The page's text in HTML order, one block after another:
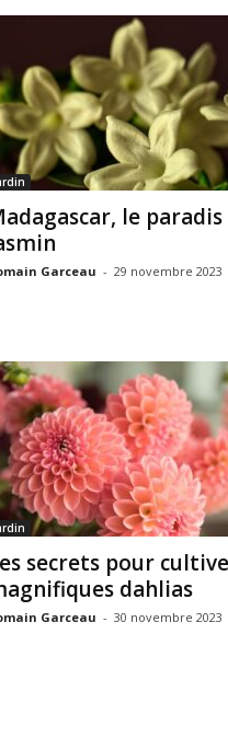
le paradis
Garceau - 29 novembre 2023
secrets pour
dahlias
Garceau - 30 novembre 2023